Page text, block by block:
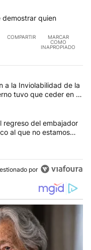
quien
COMPARTIR
MARCAR
COMO
INAPROPIADO
comentarios en los
Senado dio media
a la Inviolabilidad de la
tuvo que ceder en la
Lula-Milei:
regreso del embajador
al que no estamos
por